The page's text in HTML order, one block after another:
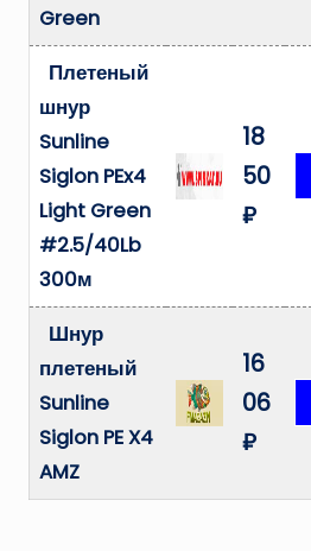
Green
Плетеный
шнур
Sunline
Siglon PEx4
Light Green
#2.5/40Lb
300м
18
50
₽
Шнур
плетеный
Sunline
Siglon PE X4
AMZ
16
06
₽